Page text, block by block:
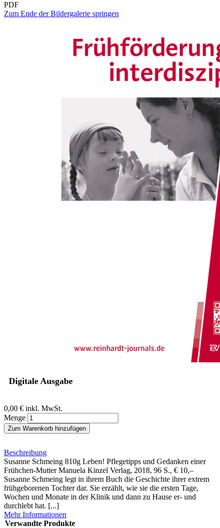
PDF
Zum Ende der Bildergalerie springen
Rezension: Susanne Schmeing:
Digitale Ausgabe
0,00 € inkl. MwSt.
Menge
Zum Warenkorb hinzufügen
Beschreibung
Susanne Schmeing 810g Leben! Pflegetipps und Gedanken einer
Frühchen-Mutter Manuela Kinzel Verlag, 2018, 96 S., € 10,–
Susanne Schmeing legt in ihrem Buch die Geschichte ihrer extrem
frühgeborenen Tochter dar. Sie erzählt, wie sie die ersten Tage,
Wochen und Monate in der Klinik und dann zu Hause er- und
durchlebt hat. [...]
Mehr Informationen
Verwandte Produkte